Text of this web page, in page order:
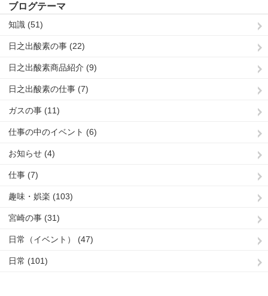
ブログテーマ
知識 (51)
日之出酸素の事 (22)
日之出酸素商品紹介 (9)
日之出酸素の仕事 (7)
ガスの事 (11)
仕事の中のイベント (6)
お知らせ (4)
仕事 (7)
趣味・娯楽 (103)
宮崎の事 (31)
日常（イベント） (47)
日常 (101)